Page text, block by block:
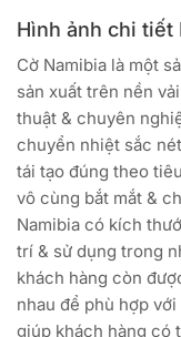
Hình ảnh chi tiết
Cờ Namibia là một
sản xuất trên nền
thuật & chuyên
chuyển nhiệt sắc
tái tạo đúng theo
vô cùng bắt mắt &
Namibia có kích
trí & sử dụng trong
khách hàng còn
nhau để phù hợp
giúp khách hàng có